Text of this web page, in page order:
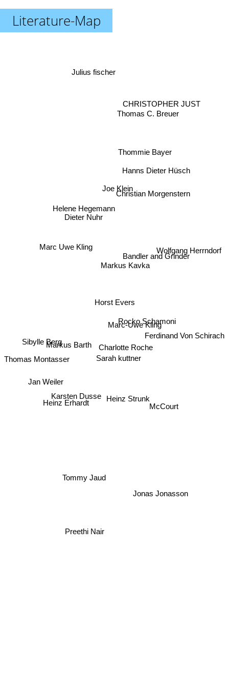
Literature-Map
Horst Evers
Sarah kuttner
Marc-Uwe Kling
Charlotte Roche
Markus Kavka
Marc Uwe Kling
Heinz Strunk
Rocko Schamoni
Christian Morgenstern
Joe Klein
Sibylle BergMarkus Barth
Karsten Dusse
Bandler and Grinder
Hanns Dieter Hüsch
Thommie Bayer
Helene Hegemann
Dieter Nuhr
Heinz Erhardt
Tommy Jaud
Ferdinand Von Schirach
Julius fischer
Jan Weiler
Thomas Montasser
Preethi Nair
Jonas Jonasson
Wolfgang Herrndorf
CHRISTOPHER JUST
Thomas C. Breuer